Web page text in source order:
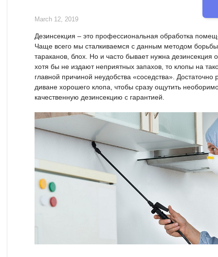
March 12, 2019
Дезинсекция – это профессиональная обработка
Чаще всего мы сталкиваемся с данным методом
тараканов, блох. Но и часто бывает нужна дезинсекция
хотя бы не издают неприятных запахов, то клопы на
главной причиной неудобства «соседства». Достаточно
диване хорошего клопа, чтобы сразу ощутить
качественную дезинсекцию с гарантией.